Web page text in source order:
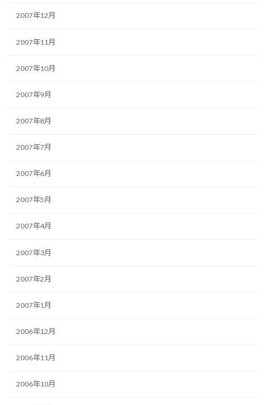
2007年12月
2007年11月
2007年10月
2007年9月
2007年8月
2007年7月
2007年6月
2007年5月
2007年4月
2007年3月
2007年2月
2007年1月
2006年12月
2006年11月
2006年10月